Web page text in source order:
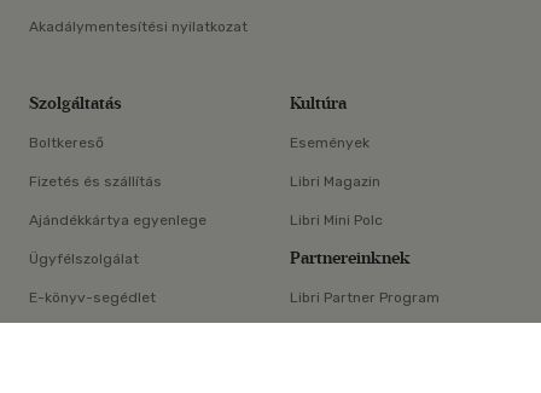
×
Akadálymentesítési nyilatkozat
Szolgáltatás
Boltkereső
Fizetés és szállítás
Ajándékkártya egyenlege
Ügyfélszolgálat
E-könyv-segédlet
Kultúra
Események
Libri Magazin
Libri Mini Polc
Partnereinknek
Libri Partner Program